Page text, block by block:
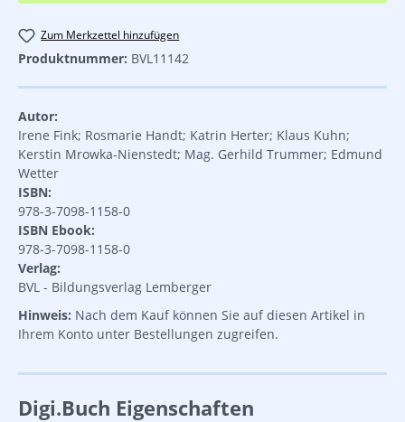
Zum Merkzettel hinzufügen
Produktnummer: BVL11142
Autor:
Irene Fink; Rosmarie Handt; Katrin Herter; Klaus Kuhn;
Kerstin Mrowka-Nienstedt; Mag. Gerhild Trummer; Edmund
Wetter
ISBN:
978-3-7098-1158-0
ISBN Ebook:
978-3-7098-1158-0
Verlag:
BVL - Bildungsverlag Lemberger
Hinweis: Nach dem Kauf können Sie auf diesen Artikel in
Ihrem Konto unter Bestellungen zugreifen.
Digi.Buch Eigenschaften